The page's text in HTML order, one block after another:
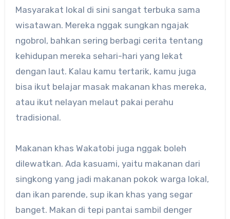
Masyarakat lokal di sini sangat terbuka sama
wisatawan. Mereka nggak sungkan ngajak
ngobrol, bahkan sering berbagi cerita tentang
kehidupan mereka sehari-hari yang lekat
dengan laut. Kalau kamu tertarik, kamu juga
bisa ikut belajar masak makanan khas mereka,
atau ikut nelayan melaut pakai perahu
tradisional.
Makanan khas Wakatobi juga nggak boleh
dilewatkan. Ada kasuami, yaitu makanan dari
singkong yang jadi makanan pokok warga lokal,
dan ikan parende, sup ikan khas yang segar
banget. Makan di tepi pantai sambil denger